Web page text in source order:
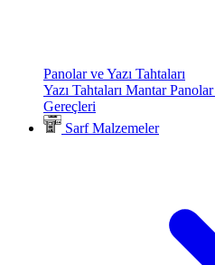
Panolar ve Yazı Tahtaları
Yazı Tahtaları Mantar Panolar
Gereçleri
Sarf Malzemeler